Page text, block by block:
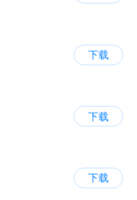
下载
下载
下载